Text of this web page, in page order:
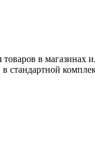
в магазинах
стандартной